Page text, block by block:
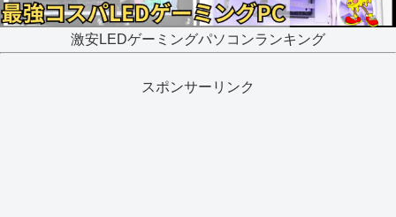
激安LEDゲーミングパソコンランキング
スポンサーリンク